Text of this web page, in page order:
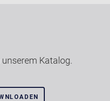
Katalog.